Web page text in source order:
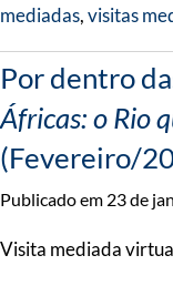
mediadas,visitas
Por dentro
Áfricas: o Rio
(Fevereiro/
Publicado em 23 de
Visita mediada